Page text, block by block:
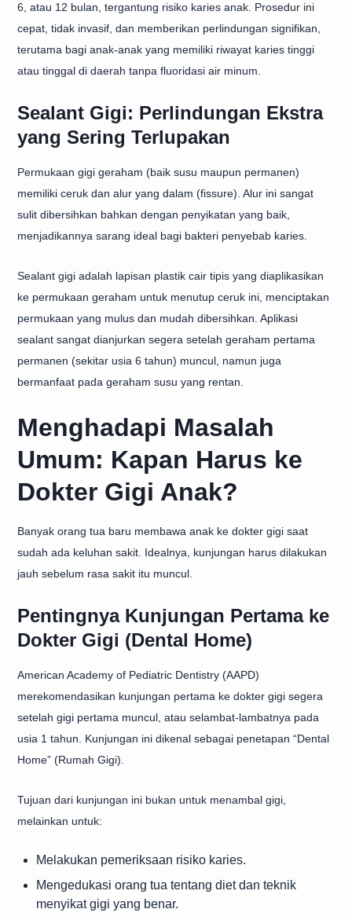
6, atau 12 bulan, tergantung risiko karies anak. Prosedur ini
cepat, tidak invasif, dan memberikan perlindungan signifikan,
terutama bagi anak-anak yang memiliki riwayat karies tinggi
atau tinggal di daerah tanpa fluoridasi air minum.
Sealant Gigi: Perlindungan Ekstra
yang Sering Terlupakan
Permukaan gigi geraham (baik susu maupun permanen)
memiliki ceruk dan alur yang dalam (fissure). Alur ini sangat
sulit dibersihkan bahkan dengan penyikatan yang baik,
menjadikannya sarang ideal bagi bakteri penyebab karies.
Sealant gigi adalah lapisan plastik cair tipis yang diaplikasikan
ke permukaan geraham untuk menutup ceruk ini, menciptakan
permukaan yang mulus dan mudah dibersihkan. Aplikasi
sealant sangat dianjurkan segera setelah geraham pertama
permanen (sekitar usia 6 tahun) muncul, namun juga
bermanfaat pada geraham susu yang rentan.
Menghadapi Masalah
Umum: Kapan Harus ke
Dokter Gigi Anak?
Banyak orang tua baru membawa anak ke dokter gigi saat
sudah ada keluhan sakit. Idealnya, kunjungan harus dilakukan
jauh sebelum rasa sakit itu muncul.
Pentingnya Kunjungan Pertama ke
Dokter Gigi (Dental Home)
American Academy of Pediatric Dentistry (AAPD)
merekomendasikan kunjungan pertama ke dokter gigi segera
setelah gigi pertama muncul, atau selambat-lambatnya pada
usia 1 tahun. Kunjungan ini dikenal sebagai penetapan “Dental
Home” (Rumah Gigi).
Tujuan dari kunjungan ini bukan untuk menambal gigi,
melainkan untuk:
Melakukan pemeriksaan risiko karies.
Mengedukasi orang tua tentang diet dan teknik
menyikat gigi yang benar.